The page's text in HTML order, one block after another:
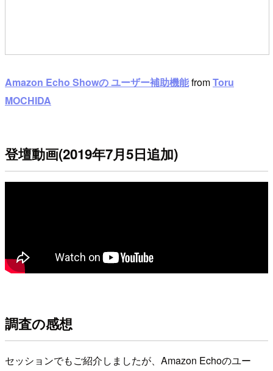
Amazon Echo Showの ユーザー補助機能fromToru
MOCHIDA
登壇動画(2019年7月5日追加)
調査の感想
セッションでもご紹介しましたが、Amazon Echoのユー